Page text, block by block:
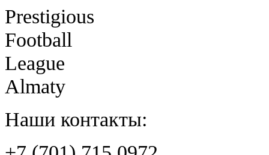
Prestigious
Football
League
Almaty
Наши контакты: